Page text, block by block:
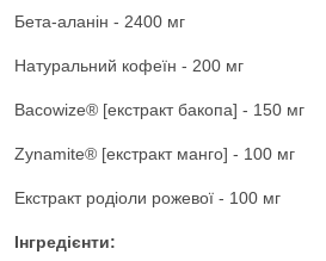
Бета-аланін - 2400 мг
Натуральний кофеїн - 200 мг
Bacowize® [екстракт бакопа] - 150 мг
Zynamite® [екстракт манго] - 100 мг
Екстракт родіоли рожевої - 100 мг
Інгредієнти: